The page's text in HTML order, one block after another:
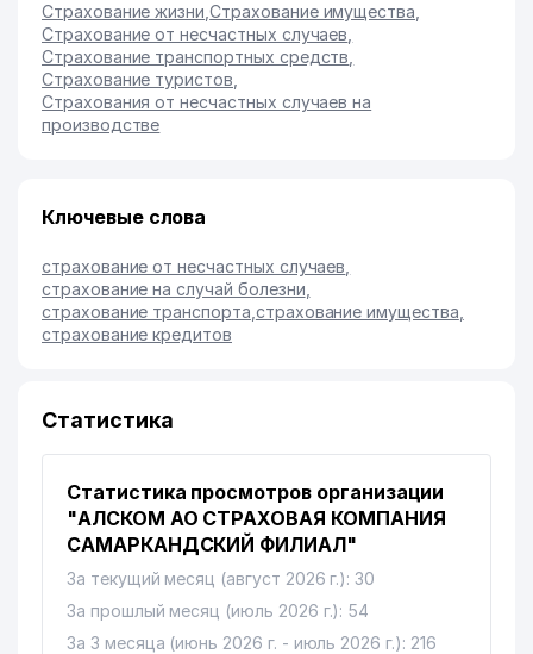
Страхование жизни ,Страхование имущества
Страхование от несчастных случаев
Страхование транспортных средств
Страхование туристов
Страхования от несчастных случаев на
производстве
Ключевые слова
страхование от несчастных случаев
страхование на случай болезни
страхование транспорта страхование имущества
страхование кредитов
Статистика
Статистика просмотров организации
"АЛСКОМ АО СТРАХОВАЯ КОМПАНИЯ
САМАРКАНДСКИЙ ФИЛИАЛ"
За текущий месяц (август 2026 г.): 30
За прошлый месяц (июль 2026 г.): 54
За 3 месяца (июнь 2026 г. - июль 2026 г.): 216